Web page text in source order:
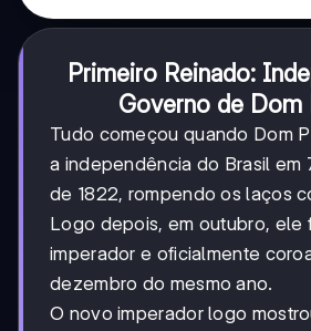
Primeiro Reinado:
Governo de Dom
Tudo começou quando Dom
a independência do Brasil em
de 1822, rompendo os laços
Logo depois, em outubro, ele
imperador e oficialmente
dezembro do mesmo ano.
O novo imperador logo